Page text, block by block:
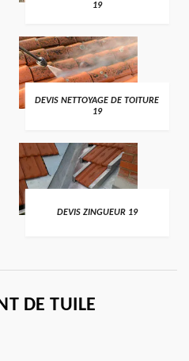
19
DEVIS NETTOYAGE DE TOITURE
19
DEVIS ZINGUEUR 19
DE TUILE